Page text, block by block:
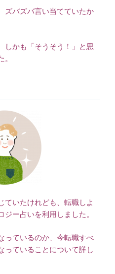
ズバズバ言い当てていたか
しかも「そうそう！」と思
。
ていたけれども、転職しよ
ジー占いを利用しました。
っているのか、今転職すべ
っていることについて詳し